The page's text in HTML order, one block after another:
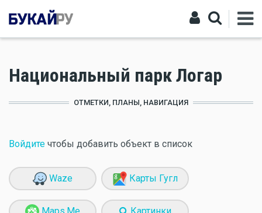
Национальный парк Логар
ОТМЕТКИ, ПЛАНЫ, НАВИГАЦИЯ
Войдите чтобы добавить объект в список
Waze Карты Гугл